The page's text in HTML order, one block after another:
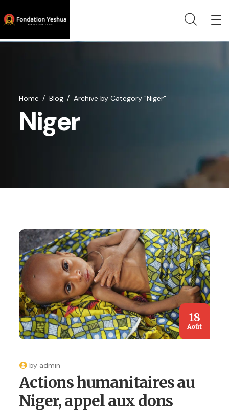
Niger
Home Blog Archive by Category "Niger"
18
Août
by admin
Actions humanitaires au
Niger, appel aux dons